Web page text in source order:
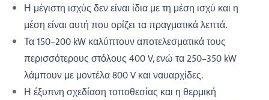
Η μέγιστη ισχύς δεν είναι ίδια με τη μέση ισχύ και η
μέση είναι αυτή που ορίζει τα πραγματικά λεπτά.
Τα 150–200 kW καλύπτουν αποτελεσματικά τους
περισσότερους στόλους 400 V, ενώ τα 250–350 kW
λάμπουν με μοντέλα 800 V και ναυαρχίδες.
Η έξυπνη σχεδίαση τοποθεσίας και η θερμική